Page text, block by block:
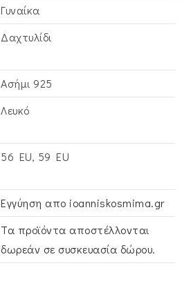
Γυναίκα
Δαχτυλίδι
Ασήμι 925
Λευκό
56 EU, 59 EU
Εγγύηση απο ioanniskosmima.gr
Τα προϊόντα αποστέλλονται
δωρεάν σε συσκευασία δώρου.